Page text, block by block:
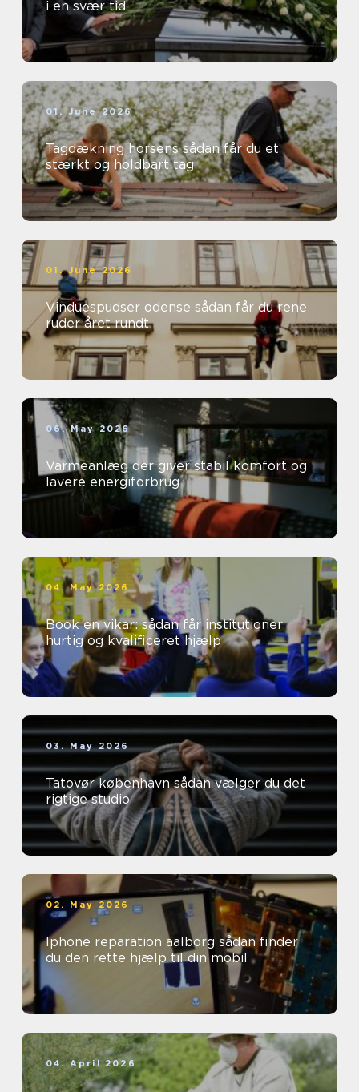
i en svær tid
01. June 2026
Tagdækning horsens sådan får du et
stærkt og holdbart tag
01. June 2026
Vinduespudser odense sådan får du rene
ruder året rundt
06. May 2026
Varmeanlæg der giver stabil komfort og
lavere energiforbrug
04. May 2026
Book en vikar: sådan får institutioner
hurtig og kvalificeret hjælp
03. May 2026
Tatovør københavn sådan vælger du det
rigtige studio
02. May 2026
Iphone reparation aalborg sådan finder
du den rette hjælp til din mobil
04. April 2026